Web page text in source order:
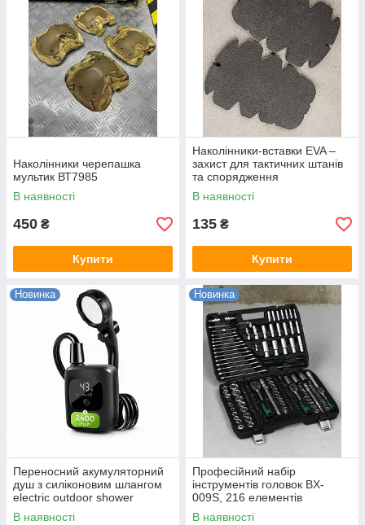
Наколінники черепашка
мультик ВТ7985
В наявності
450 ₴
Купити
Наколінники-вставки EVA –
захист для тактичних штанів
та спорядження
В наявності
135 ₴
Купити
Новинка
Переносний акумуляторний
душ з силіконовим шлангом
electric outdoor shower
2400mAh ДЛ7232
В наявності
Новинка
Професійний набір
інструментів головок BX-
009S, 216 елементів
В наявності